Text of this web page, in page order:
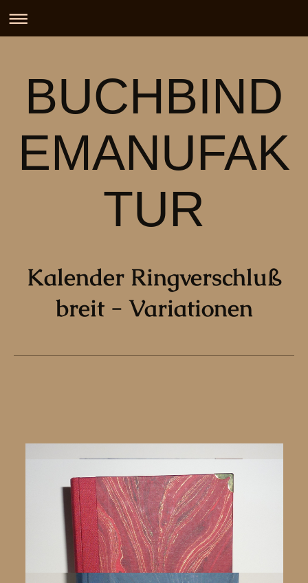
BUCHBIND
EMANUFAK
TUR
Kalender Ringverschluß
breit - Variationen